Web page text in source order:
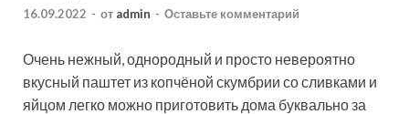
16.09.2022 - от admin - Оставьте комментарий
Очень нежный, однородный и просто невероятно
вкусный паштет из копчёной скумбрии со сливками и
яйцом легко можно приготовить дома буквально за